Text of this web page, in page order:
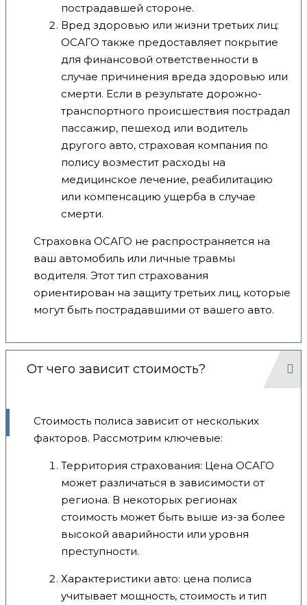
пострадавшей стороне.
Вред здоровью или жизни третьих лиц:
ОСАГО также предоставляет покрытие
для финансовой ответственности в
случае причинения вреда здоровью или
смерти. Если в результате дорожно-
транспортного происшествия пострадал
пассажир, пешеход или водитель
другого авто, страховая компания по
полису возместит расходы на
медицинское лечение, реабилитацию
или компенсацию ущерба в случае
смерти.
Страховка ОСАГО не распространяется на
ваш автомобиль или личные травмы
водителя. Этот тип страхования
ориентирован на защиту третьих лиц, которые
могут быть пострадавшими от вашего авто.
От чего зависит стоимость?
Стоимость полиса зависит от нескольких
факторов. Рассмотрим ключевые:
Территория страхования: Цена ОСАГО
может различаться в зависимости от
региона. В некоторых регионах
стоимость может быть выше из-за более
высокой аварийности или уровня
преступности.
Характеристики авто: цена полиса
учитывает мощность, стоимость и тип